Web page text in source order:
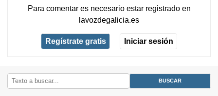
Para comentar es necesario estar registradoen
lavozdegalicia.es
Regístrate gratis Iniciar sesión